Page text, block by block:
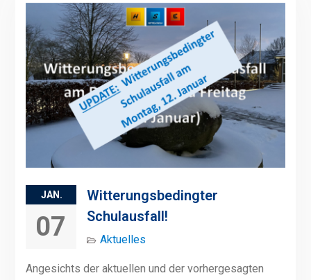
JAN.
07
Witterungsbedingter
Schulausfall!
Aktuelles
Angesichts der aktuellen und der vorhergesagten